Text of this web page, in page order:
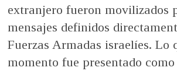
extranjero fueron movilizados
mensajes definidos
Fuerzas Armadas israelíes. Lo
momento fue presentado